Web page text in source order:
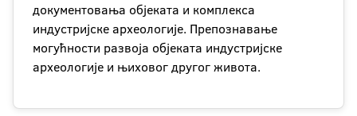
документовања објеката и комплекса
индустријске археологије. Препознавање
могућности развоја објеката индустријске
археологије и њиховог другог живота.